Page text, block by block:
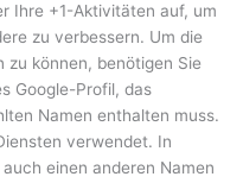
Ihre +1-Aktivitäten auf, um
zu verbessern. Um die
zu können, benötigen Sie
Google-Profil, das
Namen enthalten muss.
verwendet. In
einen anderen Namen